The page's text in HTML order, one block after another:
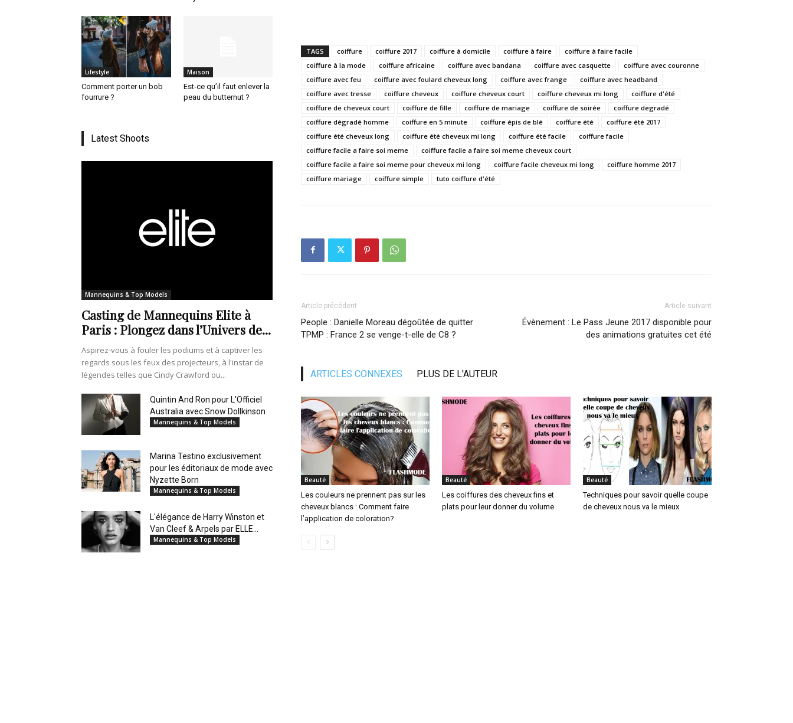
TAGS coiffure coiffure 2017 coiffure à domicile coiffure à faire
coiffure à faire facile
coiffure à la mode
coiffure africaine coiffure avec bandana coiffure avec casquette
coiffure avec couronne
coiffure avec feu
coiffure avec foulard cheveux long coiffure avec frange
coiffure avec headband
coiffure avec tresse
coiffure cheveux coiffure cheveux court coiffure cheveux mi long
coiffure d'été
coiffure de cheveux court
coiffure de fille coiffure de mariage coiffure de soirée
coiffure degradé
coiffure dégradé homme
coiffure en 5 minute coiffure épis de blé coiffure été
coiffure été 2017
coiffure été cheveux long
coiffure été cheveux mi long coiffure été facile
coiffure facile
coiffure facile a faire soi meme
coiffure facile a faire soi meme cheveux court
coiffure facile a faire soi meme pour cheveux mi long
coiffure facile cheveux mi long
coiffure homme 2017
coiffure mariage
coiffure simple tuto coiffure d'été
Article précédent
People : Danielle Moreau dégoûtée de quitter
TPMP : France 2 se venge-t-elle de C8 ?
Article suivant
Évènement : Le Pass Jeune 2017 disponible pour
des animations gratuites cet été
ARTICLES CONNEXES PLUS DE L'AUTEUR
Beauté
Les couleurs ne prennent pas sur les
cheveux blancs : Comment faire
l’application de coloration?
Beauté
Les coiffures des cheveux fins et
plats pour leur donner du volume
Beauté
Techniques pour savoir quelle coupe
de cheveux nous va le mieux
Lifestyle
Comment porter un bob
fourrure ?
Maison
Est-ce qu’il faut enlever la
peau du butternut ?
Latest Shoots
Mannequins & Top Models
Casting de Mannequins Elite à
Paris : Plongez dans l’Univers de...
Aspirez-vous à fouler les podiums et à captiver les
regards sous les feux des projecteurs, à l'instar de
légendes telles que Cindy Crawford ou...
Quintin And Ron pour L'Officiel
Australia avec Snow Dollkinson
Mannequins & Top Models
Marina Testino exclusivement
pour les éditoriaux de mode avec
Nyzette Born
Mannequins & Top Models
L'élégance de Harry Winston et
Van Cleef & Arpels par ELLE...
Mannequins & Top Models